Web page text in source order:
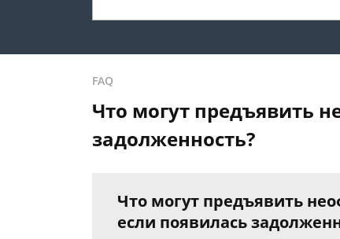
FAQ
Что могут предъявить
задолженность?
Что могут предъявить
если появилась